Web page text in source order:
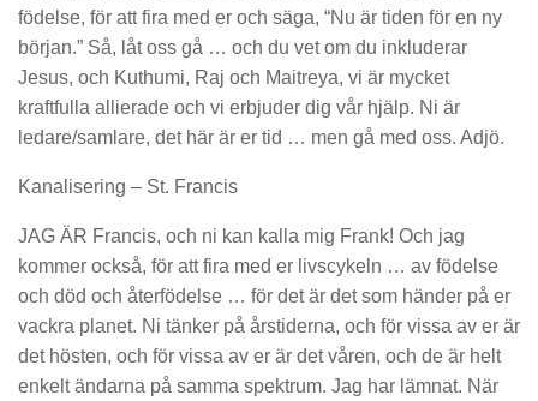
födelse, för att fira med er och säga, “Nu är tiden för en ny
början.” Så, låt oss gå … och du vet om du inkluderar
Jesus, och Kuthumi, Raj och Maitreya, vi är mycket
kraftfulla allierade och vi erbjuder dig vår hjälp. Ni är
ledare/samlare, det här är er tid … men gå med oss. Adjö.
Kanalisering – St. Francis
JAG ÄR Francis, och ni kan kalla mig Frank! Och jag
kommer också, för att fira med er livscykeln … av födelse
och död och återfödelse … för det är det som händer på er
vackra planet. Ni tänker på årstiderna, och för vissa av er är
det hösten, och för vissa av er är det våren, och de är helt
enkelt ändarna på samma spektrum. Jag har lämnat. När